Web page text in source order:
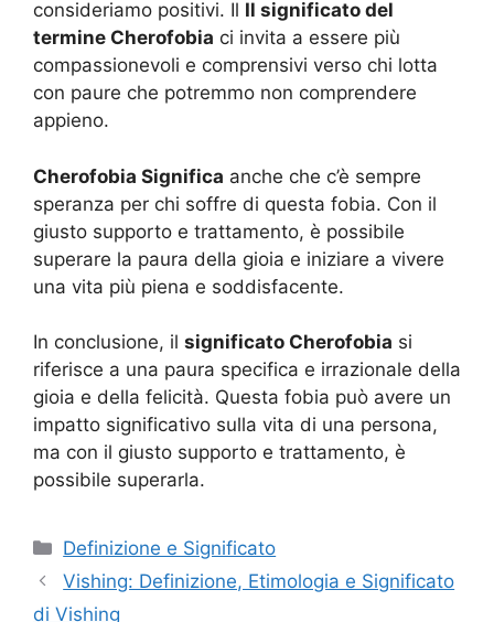
consideriamo positivi. Il Il significato del
termine Cherofobia ci invita a essere più
compassionevoli e comprensivi verso chi lotta
con paure che potremmo non comprendere
appieno.
Cherofobia Significa anche che c’è sempre
speranza per chi soffre di questa fobia. Con il
giusto supporto e trattamento, è possibile
superare la paura della gioia e iniziare a vivere
una vita più piena e soddisfacente.
In conclusione, il significato Cherofobia si
riferisce a una paura specifica e irrazionale della
gioia e della felicità. Questa fobia può avere un
impatto significativo sulla vita di una persona,
ma con il giusto supporto e trattamento, è
possibile superarla.
Categorie
Definizione e Significato
Vishing: Definizione, Etimologia e Significato
di Vishing